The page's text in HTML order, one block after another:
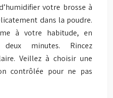
votre brosse à
dans la poudre.
à votre habitude, en
minutes. Rincez
Veillez à choisir une
contrôlée pour ne pas